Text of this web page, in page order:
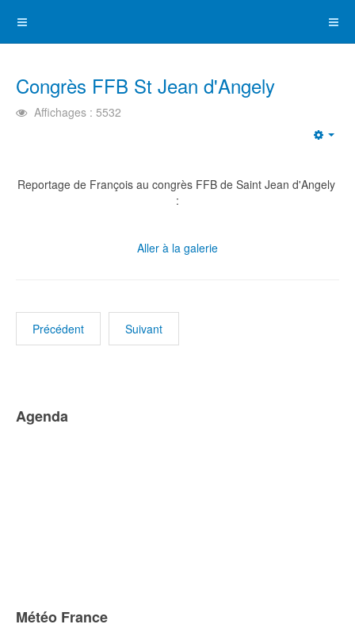
Congrès FFB St Jean d'Angely
Affichages : 5532
Reportage de François au congrès FFB de Saint Jean d'Angely
:
Aller à la galerie
Précédent Suivant
Agenda
Météo France